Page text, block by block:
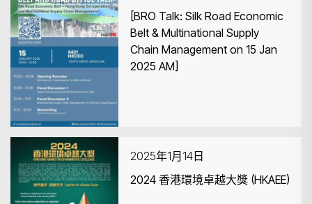
[BRO Talk: Silk Road Economic
Belt & Multinational Supply
Chain Management on 15 Jan
2025 AM]
2025年1月14日
2024 香港環境卓越大獎 (HKAEE)